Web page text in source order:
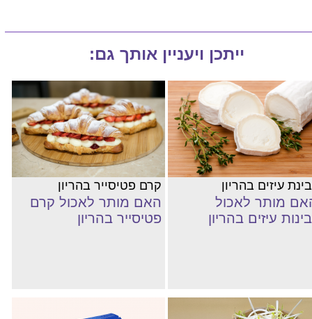
ייתכן ויעניין אותך גם:
עיזים בהריון
מותר לאכול
עיזים בהריון
קרם פטיסייר בהריון
האם מותר לאכול קרם
פטיסייר בהריון